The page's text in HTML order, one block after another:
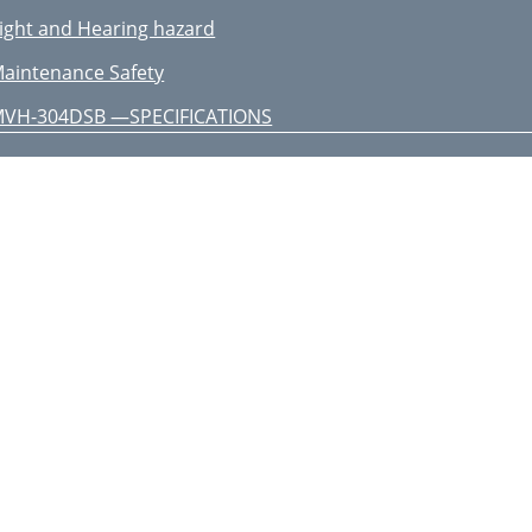
and Hearing hazard
Safety
304DSB —SPECIFICATIONS
304DSB — DIMENSIONS